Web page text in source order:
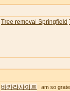
Tree removal Springfield
바카라사이트 I am so